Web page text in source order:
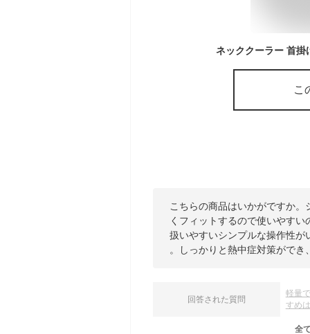
こ
こちらの商品はいかがですか
くフィットするので使いやす
扱いやすいシンプルな操作性
。しっかりと熱中症対策ができ
回答された質問
軽量
すめ
全